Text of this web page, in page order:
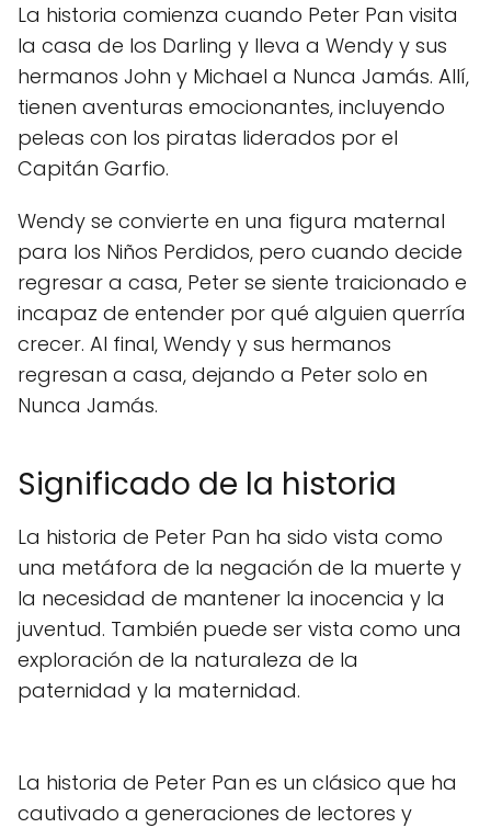
La historia comienza cuando Peter Pan visita
la casa de los Darling y lleva a Wendy y sus
hermanos John y Michael a Nunca Jamás. Allí,
tienen aventuras emocionantes, incluyendo
peleas con los piratas liderados por el
Capitán Garfio.
Wendy se convierte en una figura maternal
para los Niños Perdidos, pero cuando decide
regresar a casa, Peter se siente traicionado e
incapaz de entender por qué alguien querría
crecer. Al final, Wendy y sus hermanos
regresan a casa, dejando a Peter solo en
Nunca Jamás.
Significado de la historia
La historia de Peter Pan ha sido vista como
una metáfora de la negación de la muerte y
la necesidad de mantener la inocencia y la
juventud. También puede ser vista como una
exploración de la naturaleza de la
paternidad y la maternidad.
La historia de Peter Pan es un clásico que ha
cautivado a generaciones de lectores y